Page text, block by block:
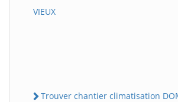
VIEUX
Trouver chantier climatisation